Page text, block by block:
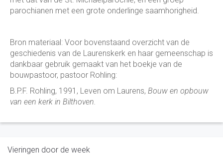
parochianen met een grote onderlinge saamhorigheid.
Bron materiaal: Voor bovenstaand overzicht van de
geschiedenis van de Laurenskerk en haar gemeenschap is
dankbaar gebruik gemaakt van het boekje van de
bouwpastoor, pastoor Rohling:
B.P.F. Rohling, 1991, Leven om Laurens, Bouw en opbouw
van een kerk in Bilthoven.
Vieringen door de week